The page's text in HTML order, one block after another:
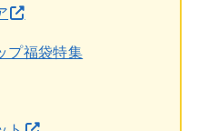
プ福袋特集